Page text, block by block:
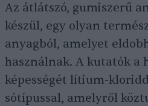
Az átlátszó, gumiszerű
készül, egy olyan
anyagból, amelyet
használnak. A kutatók a
képességét lítium-
sótípussal, amelyről